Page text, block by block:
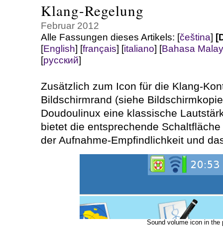
Klang-Regelung
Februar 2012
Alle Fassungen dieses Artikels: [čeština]
[English] [français] [italiano] [Bahasa
[русский]
Zusätzlich zum Icon für die Klang-
Bildschirmrand (siehe
Doudoulinux eine klassische
bietet die entsprechende
der Aufnahme-Empfindlichkeit und
Sound volume icon in the